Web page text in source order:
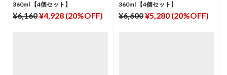
360ml 【4個セット】
¥6,160¥4,928 (20%OFF)
360ml 【4個セット】
¥6,600¥5,280 (20%OFF)